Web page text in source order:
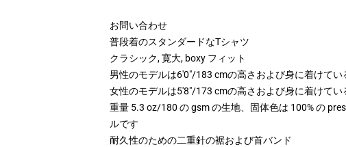
お問い合わせ
普段着のスタンダードなTシャツ
クラシック, 寛大, boxy フィット
男性のモデルは6'0"/183 cmの高さおよび身に着けてい
女性のモデルは5'8"/173 cmの高さおよび身に着けてい
重量 5.3 oz/180 の gsm の生地、固体色は 100% の
ルです
耐久性のための二重針の裾および首バンド